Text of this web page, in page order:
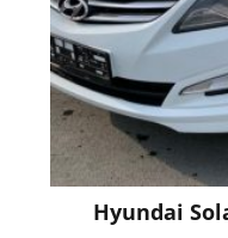
Hyundai